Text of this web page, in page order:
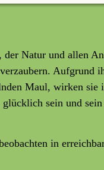
Natur und allen
Aufgrund
Maul, wirken
sein und
in